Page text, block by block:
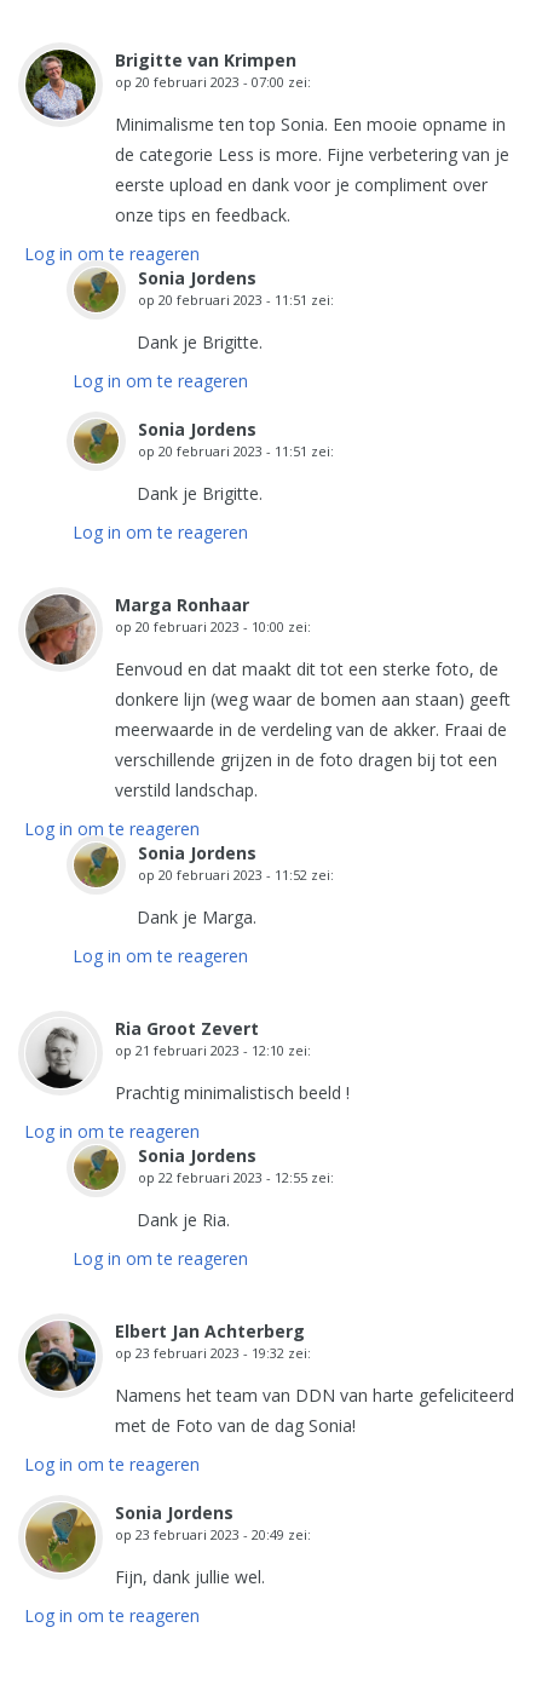
Brigitte van Krimpen
op 20 februari 2023 - 07:00 zei:
Minimalisme ten top Sonia. Een mooie opname in
de categorie Less is more. Fijne verbetering van je
eerste upload en dank voor je compliment over
onze tips en feedback.
Log in om te reageren
Sonia Jordens
op 20 februari 2023 - 11:51 zei:
Dank je Brigitte.
Log in om te reageren
Sonia Jordens
op 20 februari 2023 - 11:51 zei:
Dank je Brigitte.
Log in om te reageren
Marga Ronhaar
op 20 februari 2023 - 10:00 zei:
Eenvoud en dat maakt dit tot een sterke foto, de
donkere lijn (weg waar de bomen aan staan) geeft
meerwaarde in de verdeling van de akker. Fraai de
verschillende grijzen in de foto dragen bij tot een
verstild landschap.
Log in om te reageren
Sonia Jordens
op 20 februari 2023 - 11:52 zei:
Dank je Marga.
Log in om te reageren
Ria Groot Zevert
op 21 februari 2023 - 12:10 zei:
Prachtig minimalistisch beeld !
Log in om te reageren
Sonia Jordens
op 22 februari 2023 - 12:55 zei:
Dank je Ria.
Log in om te reageren
Elbert Jan Achterberg
op 23 februari 2023 - 19:32 zei:
Namens het team van DDN van harte gefeliciteerd
met de Foto van de dag Sonia!
Log in om te reageren
Sonia Jordens
op 23 februari 2023 - 20:49 zei:
Fijn, dank jullie wel.
Log in om te reageren